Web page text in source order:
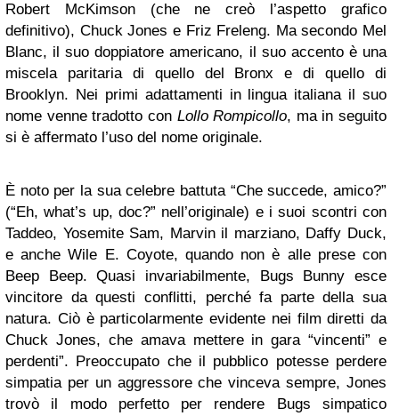
Robert McKimson (che ne creò l’aspetto grafico
definitivo), Chuck Jones e Friz Freleng. Ma secondo Mel
Blanc, il suo doppiatore americano, il suo accento è una
miscela paritaria di quello del Bronx e di quello di
Brooklyn. Nei primi adattamenti in lingua italiana il suo
nome venne tradotto con Lollo Rompicollo, ma in seguito
si è affermato l’uso del nome originale.
È noto per la sua celebre battuta “Che succede, amico?”
(“Eh, what’s up, doc?” nell’originale) e i suoi scontri con
Taddeo, Yosemite Sam, Marvin il marziano, Daffy Duck,
e anche Wile E. Coyote, quando non è alle prese con
Beep Beep. Quasi invariabilmente, Bugs Bunny esce
vincitore da questi conflitti, perché fa parte della sua
natura. Ciò è particolarmente evidente nei film diretti da
Chuck Jones, che amava mettere in gara “vincenti” e
perdenti”. Preoccupato che il pubblico potesse perdere
simpatia per un aggressore che vinceva sempre, Jones
trovò il modo perfetto per rendere Bugs simpatico